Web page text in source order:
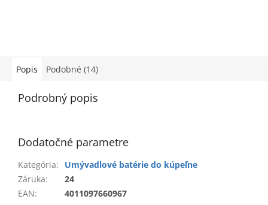
Popis Podobné (14)
Podrobný popis
Dodatočné parametre
Kategória:
Umývadlové batérie do kúpeľne
Záruka:
24
EAN: 4011097660967